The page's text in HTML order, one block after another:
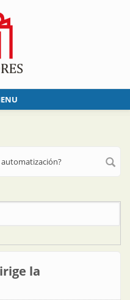
automatización?
la